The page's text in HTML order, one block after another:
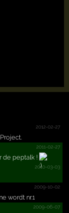
2012-02-27
2011-02-27
de peptalk !
2010-03-03
2009-10-02
wordt nr.1
2009-06-07